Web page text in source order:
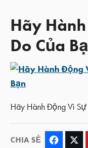
Hãy
Do Của
Hãy Hành Động Vì
CHIA SẺ Facebook